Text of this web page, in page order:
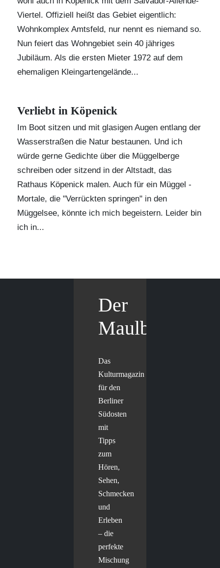
Viertel. Offiziell heißt das Gebiet eigentlich:
Wohnkomplex Amtsfeld, nur nennt es niemand so.
Nun feiert das Wohngebiet sein 40 jähriges
Jubiläum. Als die ersten Mieter 1972 auf dem
ehemaligen Kleingartengelände...
Verliebt in Köpenick
Im Boot sitzen und mit glasigen Augen entlang der
Wasserstraßen die Natur bestaunen. Und ich
würde gerne Gedichte über die Müggelberge
schreiben oder sitzend in der Altstadt, das
Rathaus Köpenick malen. Auch für ein Müggel -
Mortale, die "Verrückten springen" in den
Müggelsee, könnte ich mich begeistern. Leider bin
ich in...
Der
Maulbär
Das
Kulturmagazin
für den
Berliner
Südosten
mit
Tipps
zum
Hören,
Sehen,
Schmecken
und
Erleben
– die
perfekte
Mischung